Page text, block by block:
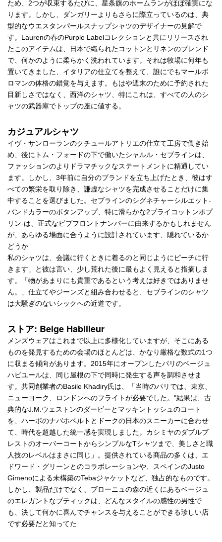
ため、2つが収束するたびに、星条旗のホームランがほぼ確実にな
ります。しかし、ダンガリーよりもさらに際立っているのは、典
型的なウエスタンパールスナップシャツのデザイナーの見解で
す。Laurenの春のPurple Labelコレクションと共にリリースされ
たこのアイテムは、日本で織られたコットンとリネンのブレンド
で、何かのように柔らかく洗われています。それは牧場に何年も
置いてきました、イタリアの仕立てを整えて、誰にでもマールボ
ロマンの体格の錯覚を与えます。もはや週末のために予約された
目新しさではなく、西洋のシャツ、特にこれは、すべての人のシ
ャツの武器庫でトップの座に値する。
カジュアルシャツ
イヴ・サンローランのクチュールアトリエの仕立て工房で働き始
め、後にトム・フォードの下で働いたシャルル・セブラインは、
ファッションのよりドラマチックなステートメントに精通してい
ます。しかし、3年前に自分のブランドを立ち上げたとき、彼はす
べての繁栄を取り除き、謙虚なシャツを完成させることだけに集
中することを選びました。セブラインのシグネチャーシルエット-
バンドカラーのボタンアップ、特に滑らかな2プライコットンポプ
リン-は、正式なビブフロントナンバーに由来するかもしれません
が、あらゆる場面に合うように設計されています、隠れているか
どうか
私のシャツは、会議に行くときに着るのと同じようにビーチに行
きます」と彼は言い、少し荒れた後に最もよく見えると指摘しま
す。「物があまりにも貴重であるという考えは好きではありませ
ん。」仕立てやジーンズと組み合わせると、セブラインのシャツ
は大騒ぎのないシックへの近道です。
ストア: Beige Habilleur
メンズウェアはこれまで以上に多様化していますが、そこにある
ものを発見するための会場のほとんどは、かなり厳格な数式の1つ
に収まる傾向があります。2015年にオープンしたパリのベージュ
ハビユールは、同じ屋根の下で同時に発生する声を調和させま
す。共同創業者のBasile Khadiry氏は、「当時のパリでは、東京、
ニューヨーク、ロンドンへのフライトが必要でした。"結果は、古
典的なJ.M.ウェストンのダービーとマッキントッシュのコート
を、ハーポのナバホベルトとドークの日本のスニーカーに合わせ
て、時代を超越した統一感を実現しました。カシミヤのダブルブ
レストのオーバーコートからシンプルなTシャツまで、美しさと職
人技のレベルはまさに同じ」。提供されている商品の多くは、エ
ドワード・グリーンとのコラボレーションや、スペインのJusto
Gimenoによる未構築のTebaジャケットなど、独占的なものです。
しかし、製品だけでなく、ブローニュの森の近くにあるベージュ
のエレガントなブティックは、どんなスタイルの感性の男性で
も、決して何かに喜んでチャンスを与えることができる珍しい店
です必要だと知ってた